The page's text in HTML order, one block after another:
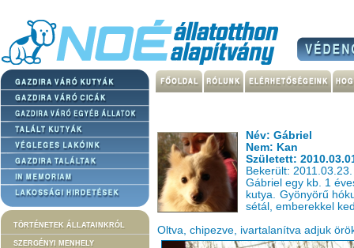
TÖRTÉNETEK ÁLLATAINKRÓL
SZERGÉNYI MENHELY
Név: Gábriel
Nem: Kan
Született:
Bekerült: 2011.03.23.
Gábriel egy kb. 1
kutya. Gyönyörű
sétál, emberekkel
Oltva, chipezve, ivartalanítva adjuk